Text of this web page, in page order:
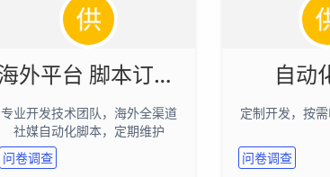
海外平台 脚本订制 采集/顶贴/转贴/私信群发等
专业开发技术团队，海外全渠道
社媒自动化脚本，定期维护
问卷调查
自动
定制开发，按
问卷调查